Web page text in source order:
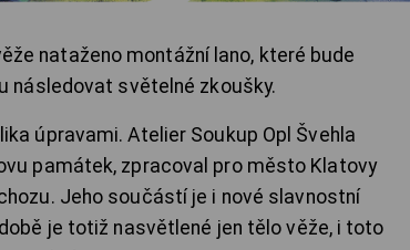
nataženo montážní lano, které bude
následovat světelné zkoušky.
úpravami. Atelier Soukup Opl Švehla
památek, zpracoval pro město Klatovy
Jeho součástí je i nové slavnostní
je totiž nasvětlené jen tělo věže, i toto